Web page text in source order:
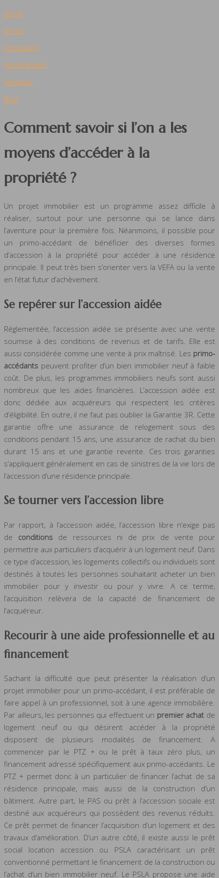
Achat
Vente
Estimation
Financement
Juridique
Blog
Comment savoir si l’on a les
moyens d’accéder à la
propriété ?
Un projet immobilier est un programme assez difficile à
réaliser, surtout pour une personne qui se lance dans
l’aventure pour la première fois. Néanmoins, il possible pour
un primo-accédant de bénéficier des diverses formes
d’accession à la propriété pour accéder à une résidence
principale. Il peut très bien s’orienter vers la VEFA ou la vente
en l’état futur d’achèvement.
Se repérer sur l’accession aidée
Réglementée, l’accession aidée se présente avec une vente
soumise à des conditions de revenus et de tarifs. Elle est
aussi considérée comme une vente à prix maîtrisé. Les primo-
accédants peuvent profiter d’un bien immobilier neuf à faible
coût. De plus, les programmes immobiliers neufs sont aussi
nombreux que les aides financières. L’accession aidée est
donc dédiée aux acquéreurs qui respectent les critères
d’éligibilité. En outre, il ne faut pas oublier la Garantie 3R. Cette
garantie offre une assurance de relogement sous des
conditions pendant 15 ans, une assurance de rachat du bien
durant 15 ans et une garantie revente. Ces trois garanties
s’appliquent généralement en cas de sinistres de la vie lors de
l’accession d’une résidence principale.
Se tourner vers l’accession libre
Par rapport, à l’accession aidée, l’accession libre n’exige pas
de conditions de ressources ni de prix de vente pour
permettre aux particuliers d’acquérir à un logement neuf. Dans
ce type d’accession, les logements collectifs ou individuels sont
destinés à toutes les personnes souhaitant acheter un bien
immobilier pour y investir ou pour y vivre. A ce terme,
l’acquisition relèvera de la capacité de financement de
l’acquéreur.
Recourir à une aide professionnelle et au
financement
Sachant la difficulté que peut présenter la réalisation d’un
projet immobilier pour un primo-accédant, il est préférable de
faire appel à un professionnel, soit à une agence immobilière.
Par ailleurs, les personnes qui effectuent un premier achat de
logement neuf ou qui désirent accéder à la propriété
disposent de plusieurs modalités de financement. A
commencer par le PTZ + ou le prêt à taux zéro plus, un
financement adressé spécifiquement aux primo-accédants. Le
PTZ + permet donc à un particulier de financer l’achat de sa
résidence principale, mais aussi de la construction d’un
bâtiment. Autre part, le PAS ou prêt à l’accession sociale est
destiné aux acquéreurs qui possèdent des revenus réduits.
Ce prêt permet de financer l’acquisition d’un logement et des
travaux d’amélioration. D’un autre côté, il existe aussi le prêt
social location accession ou PSLA caractérisant un prêt
conventionné permettant le financement de la construction ou
l’achat d’un bien immobilier neuf. Le PSLA propose une aide